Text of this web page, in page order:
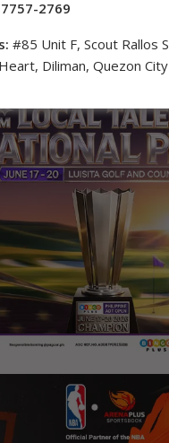
2769
#85 Unit F, Scout Rallos
Diliman, Quezon City